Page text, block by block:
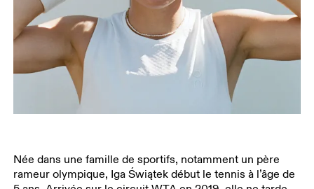
Née dans une famille de sportifs, notamment un père
rameur olympique, Iga Świątek début le tennis à l’âge de